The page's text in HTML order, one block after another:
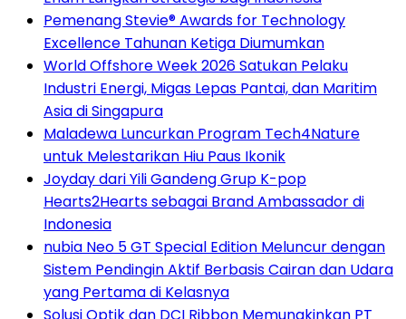
Pemenang Stevie® Awards for Technology
Excellence Tahunan Ketiga Diumumkan
World Offshore Week 2026 Satukan Pelaku
Industri Energi, Migas Lepas Pantai, dan Maritim
Asia di Singapura
Maladewa Luncurkan Program Tech4Nature
untuk Melestarikan Hiu Paus Ikonik
Joyday dari Yili Gandeng Grup K-pop
Hearts2Hearts sebagai Brand Ambassador di
Indonesia
nubia Neo 5 GT Special Edition Meluncur dengan
Sistem Pendingin Aktif Berbasis Cairan dan Udara
yang Pertama di Kelasnya